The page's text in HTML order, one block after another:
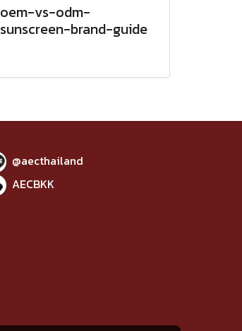
oem-vs-odm-
sunscreen-brand-guide
@aecthailand
AECBKK